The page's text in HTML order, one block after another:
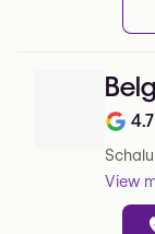
Note
4.7
View